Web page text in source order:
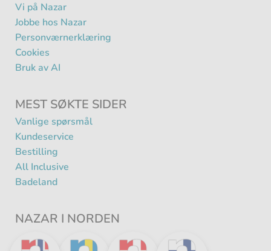
Vi på Nazar
Jobbe hos Nazar
Personværnerklæring
Cookies
Bruk av AI
MEST SØKTE SIDER
Vanlige spørsmål
Kundeservice
Bestilling
All Inclusive
Badeland
NAZAR I NORDEN